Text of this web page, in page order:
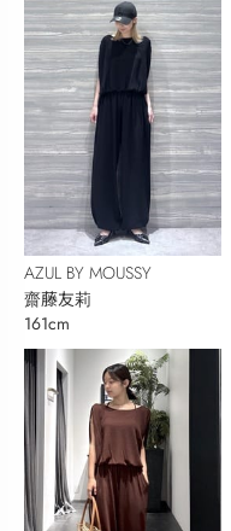
AZUL BY MOUSSY
齋藤友莉
161cm